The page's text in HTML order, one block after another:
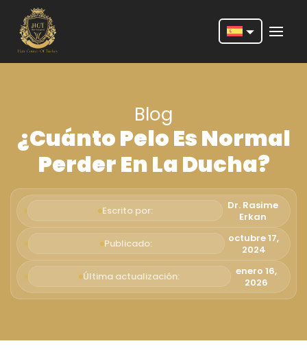
Deutsch
Português
Español
Türkçe
Italiano
Română
Blog
¿Cuánto Pelo Es Normal
Perder En La Ducha?
Escrito por:
Dr. Rasime
Erkan
Publicado:
octubre 17,
2024
Última actualización:
enero 16,
2026